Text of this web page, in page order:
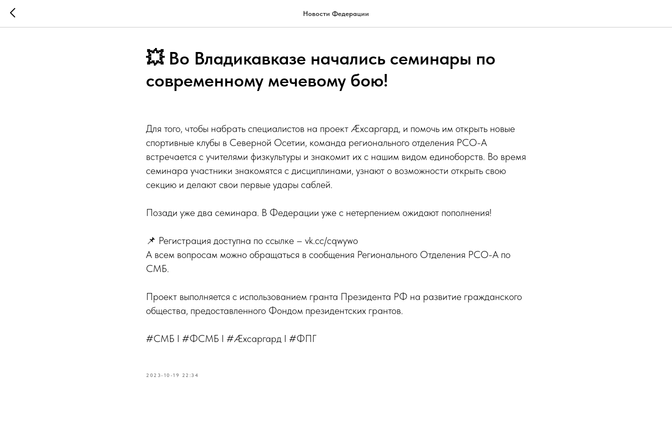
Новости Федерации
💥 Во Владикавказе начались семинары по
современному мечевому бою!
Для того, чтобы набрать специалистов на проект Æхсаргард, и помочь им открыть новые
спортивные клубы в Северной Осетии, команда регионального отделения РСО-А
встречается с учителями физкультуры и знакомит их с нашим видом единоборств. Во время
семинара участники знакомятся с дисциплинами, узнают о возможности открыть свою
секцию и делают свои первые удары саблей.
Позади уже два семинара. В Федерации уже с нетерпением ожидают пополнения!
📌 Регистрация доступна по ссылке – vk.cc/cqwywo
А всем вопросам можно обращаться в сообщения Регионального Отделения РСО-А по
СМБ.
Проект выполняется с использованием гранта Президента РФ на развитие гражданского
общества, предоставленного Фондом президентских грантов.
#СМБ I #ФСМБ I #Æхсаргард I #ФПГ
2023-10-19 22:34